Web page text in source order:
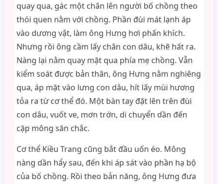
quay qua, gác một chân lên người bố chồng theo
thói quen nằm với chồng. Phần đùi mát lạnh áp
vào dương vật, làm ông Hưng hơi phấn khích.
Nhưng rồi ông cầm lấy chân con dâu, khẽ hất ra.
Nàng lại nằm quay mặt qua phía mẹ chồng. Vẫn
kiểm soát được bản thân, ông Hưng nằm nghiêng
qua, áp mặt vào lưng con dâu, hít lấy mùi hương
tỏa ra từ cơ thể đó. Một bàn tay đặt lên trên đùi
con dâu, vuốt ve, mơn trớn, di chuyển dần đến
cặp mông săn chắc.
Cơ thể Kiều Trang cũng bắt đầu uốn éo. Mông
nàng dần hẩy sau, đến khi áp sát vào phần hạ bộ
của bố chồng. Rồi theo bản năng, ông Hưng đưa